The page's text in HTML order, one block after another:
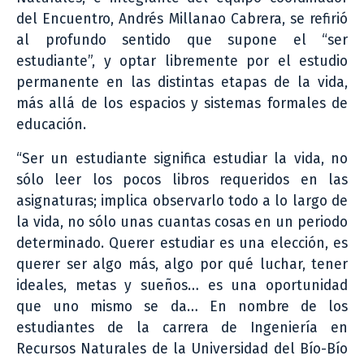
del Encuentro, Andrés Millanao Cabrera, se refirió
al profundo sentido que supone el “ser
estudiante”, y optar libremente por el estudio
permanente en las distintas etapas de la vida,
más allá de los espacios y sistemas formales de
educación.
“Ser un estudiante significa estudiar la vida, no
sólo leer los pocos libros requeridos en las
asignaturas; implica observarlo todo a lo largo de
la vida, no sólo unas cuantas cosas en un periodo
determinado. Querer estudiar es una elección, es
querer ser algo más, algo por qué luchar, tener
ideales, metas y sueños… es una oportunidad
que uno mismo se da… En nombre de los
estudiantes de la carrera de Ingeniería en
Recursos Naturales de la Universidad del Bío-Bío